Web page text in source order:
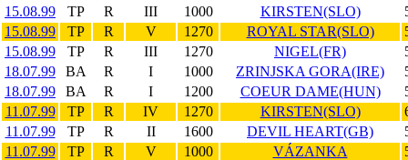
15.08.99
TP R III 1000 KIRSTEN(SLO)
15.08.99
TP R V 1270 ROYAL STAR(SLO)
15.08.99
TP R III 1270 NIGEL(FR)
18.07.99
BA R I 1000 ZRINJSKA GORA(IRE)
18.07.99
BA R I 1200 COEUR DAME(HUN)
11.07.99
TP R IV 1270 KIRSTEN(SLO)
11.07.99
TP R II 1600 DEVIL HEART(GB)
11.07.99
TP R V 1000 VÁZANKA